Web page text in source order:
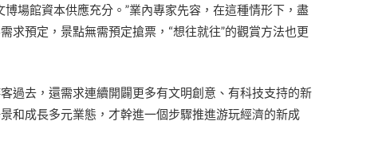
場館資本供應充分。”業內專家先容，在這種情形下，盡
求預定，景點無需預定搶票，“想往就往”的觀賞方法也更
過去，還需求連續開闢更多有文明創意、有科技支持的新
和成長多元業態，才幹進一個步驟推進游玩經濟的新成